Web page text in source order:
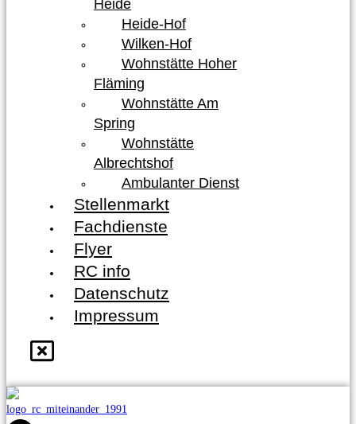
Heide
Heide-Hof
Wilken-Hof
Wohnstätte Hoher
Fläming
Wohnstätte Am
Spring
Wohnstätte
Albrechtshof
Ambulanter Dienst
Stellenmarkt
Fachdienste
Flyer
RC info
Datenschutz
Impressum